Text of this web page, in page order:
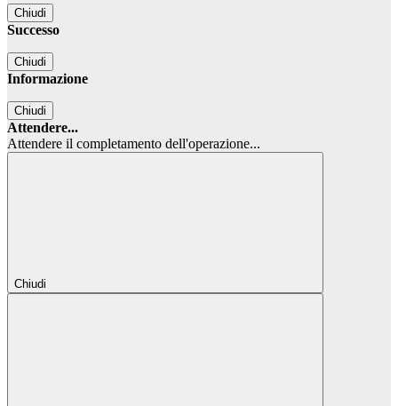
Chiudi
Successo
Chiudi
Informazione
Chiudi
Attendere...
Attendere il completamento dell'operazione...
Chiudi